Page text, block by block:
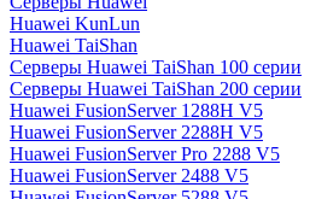
Huawei KunLun
Huawei TaiShan
Серверы Huawei TaiShan 100 серии
Серверы Huawei TaiShan 200 серии
Huawei FusionServer 1288H V5
Huawei FusionServer 2288H V5
Huawei FusionServer Pro 2288 V5
Huawei FusionServer 2488 V5